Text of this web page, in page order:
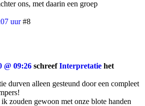
ons, met daarin een groep
uur #8
@ 09:26 schreefInterpretatie het
durven alleen gesteund door een compleet
zouden gewoon met onze blote handen